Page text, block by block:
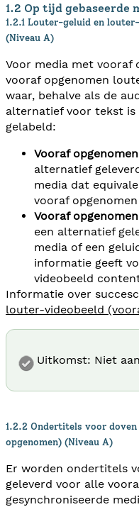
1.2 Op tijd gebaseerde
1.2.1 Louter-geluid en
(Niveau A)
Voor media met vooraf
vooraf opgenomen
waar, behalve als de
alternatief voor tekst is
gelabeld:
Vooraf
alternatief
media dat
vooraf
Vooraf
een alternatief
media of een
informatie geeft
videobeeld
Informatie over
louter-videobeeld
Uitkomst: Niet
1.2.2 Ondertitels voor
opgenomen) (Niveau A)
Er worden ondertitels
geleverd voor alle
gesynchroniseerde